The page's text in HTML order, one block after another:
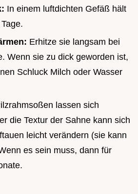
In einem luftdichten Gefäß hält
Erhitze sie langsam bei
Wenn sie zu dick geworden ist,
Schluck Milch oder Wasser
lassen sich
die Textur der Sahne kann sich
leicht verändern (sie kann
es sein muss, dann für